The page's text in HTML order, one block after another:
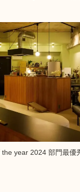
year 2024 部門最優